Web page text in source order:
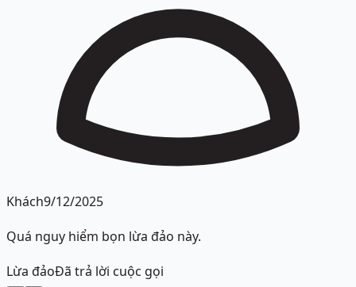
Khách9/12/2025
Quá nguy hiểm bọn lừa đảo này.
Lừa đảoĐã trả lời cuộc gọi